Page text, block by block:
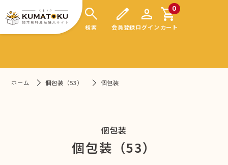
search
検索
edit
会員登録
person
ログイン
0
shopping_cart
カート
ホーム 個包装（53） 個包装
個包装
個包装（53）